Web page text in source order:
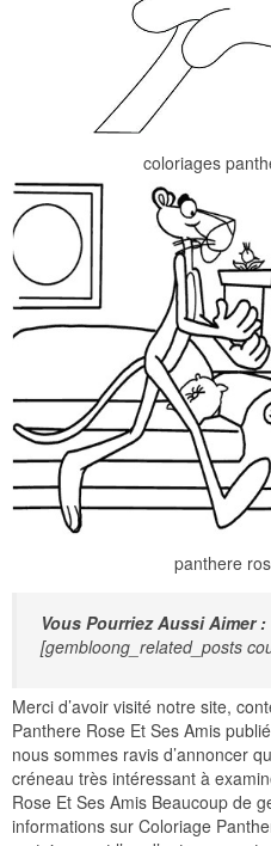
coloriages
panthere
Vous Pourriez Aussi Aimer :
[gembloong_related_posts
Merci d’avoir visité notre site,
Panthere Rose Et Ses Amis
nous sommes ravis d’annoncer
créneau très intéressant à
Rose Et Ses Amis Beaucoup de
informations sur Coloriage